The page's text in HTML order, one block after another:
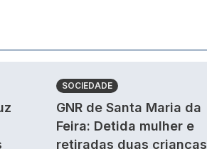
SOCIEDADE
GNR de Santa Maria da
Feira: Detida mulher e
retiradas duas crianças